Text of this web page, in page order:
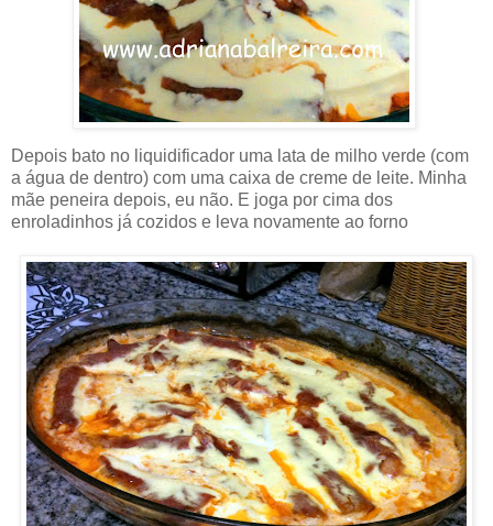
Depois bato no liquidificador uma lata de milho verde (com
a água de dentro) com uma caixa de creme de leite. Minha
mãe peneira depois, eu não. E joga por cima dos
enroladinhos já cozidos e leva novamente ao forno